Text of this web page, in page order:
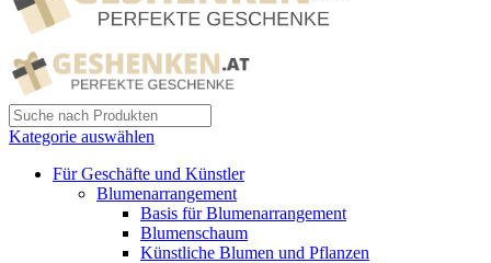
Kategorie auswählen
Für Geschäfte und Künstler
Blumenarrangement
Basis für Blumenarrangement
Blumenschaum
Künstliche Blumen und Pflanzen